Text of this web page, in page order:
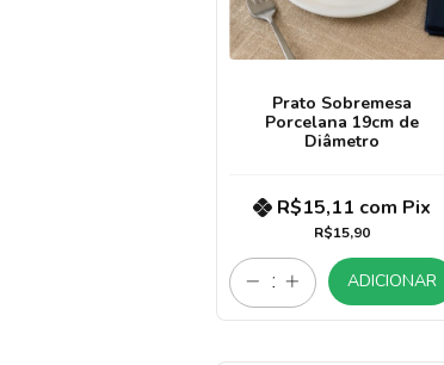
Prato Sobremesa
Porcelana 19cm de
Diâmetro
R$15,90
R$15,11 com Pix
ADICIONAR